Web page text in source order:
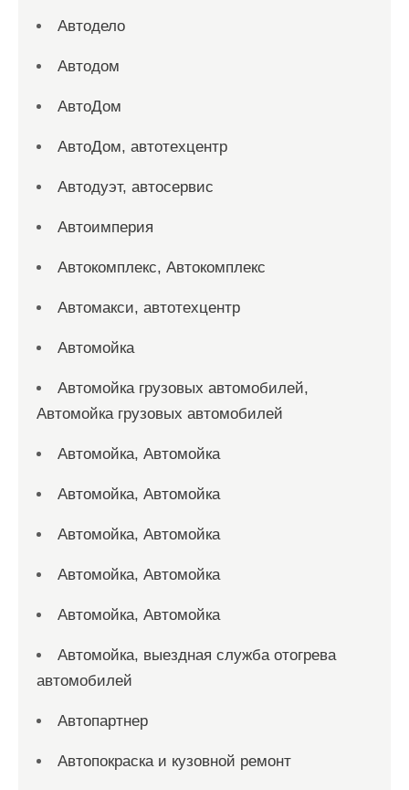
Автодело
Автодом
АвтоДом
АвтоДом, автотехцентр
Автодуэт, автосервис
Автоимперия
Автокомплекс, Автокомплекс
Автомакси, автотехцентр
Автомойка
Автомойка грузовых автомобилей,
Автомойка грузовых автомобилей
Автомойка, Автомойка
Автомойка, Автомойка
Автомойка, Автомойка
Автомойка, Автомойка
Автомойка, Автомойка
Автомойка, выездная служба отогрева
автомобилей
Автопартнер
Автопокраска и кузовной ремонт